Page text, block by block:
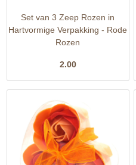
Set van 3 Zeep Rozen in
Hartvormige Verpakking - Rode
Rozen
2.00